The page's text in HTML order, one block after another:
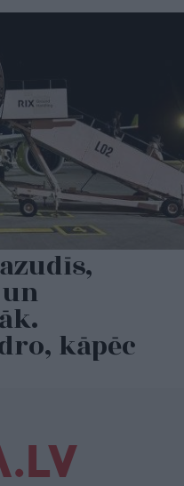
kāpēc